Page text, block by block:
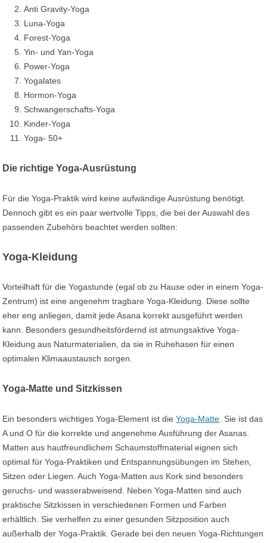
Anti Gravity-Yoga
Luna-Yoga
Forest-Yoga
Yin- und Yan-Yoga
Power-Yoga
Yogalates
Hormon-Yoga
Schwangerschafts-Yoga
Kinder-Yoga
Yoga- 50+
Die richtige Yoga-Ausrüstung
Für die Yoga-Praktik wird keine aufwändige Ausrüstung benötigt.
Dennoch gibt es ein paar wertvolle Tipps, die bei der Auswahl des
passenden Zubehörs beachtet werden sollten:
Yoga-Kleidung
Vorteilhaft für die Yogastunde (egal ob zu Hause oder in einem Yoga-
Zentrum) ist eine angenehm tragbare Yoga-Kleidung. Diese sollte
eher eng anliegen, damit jede Asana korrekt ausgeführt werden
kann. Besonders gesundheitsfördernd ist atmungsaktive Yoga-
Kleidung aus Naturmaterialien, da sie in Ruhehasen für einen
optimalen Klimaaustausch sorgen.
Yoga-Matte und Sitzkissen
Ein besonders wichtiges Yoga-Element ist dieYoga-Matte . Sie ist das
A und O für die korrekte und angenehme Ausführung der Asanas.
Matten aus hautfreundlichem Schaumstoffmaterial eignen sich
optimal für Yoga-Praktiken und Entspannungsübungen im Stehen,
Sitzen oder Liegen. Auch Yoga-Matten aus Kork sind besonders
geruchs- und wasserabweisend. Neben Yoga-Matten sind auch
praktische Sitzkissen in verschiedenen Formen und Farben
erhältlich. Sie verhelfen zu einer gesunden Sitzposition auch
außerhalb der Yoga-Praktik. Gerade bei den neuen Yoga-Richtungen